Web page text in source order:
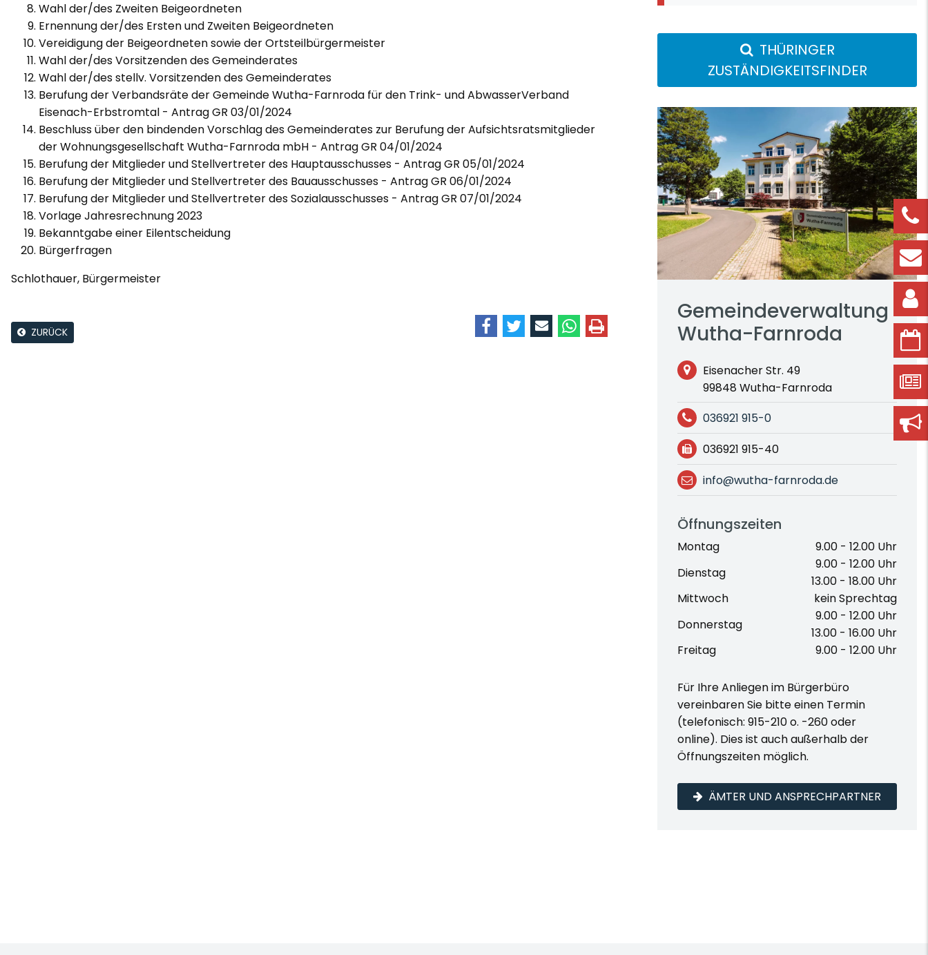
Wahl der/des Zweiten Beigeordneten
Ernennung der/des Ersten und Zweiten Beigeordneten
Vereidigung der Beigeordneten sowie der Ortsteilbürgermeister
Wahl der/des Vorsitzenden des Gemeinderates
Wahl der/des stellv. Vorsitzenden des Gemeinderates
Berufung der Verbandsräte der Gemeinde Wutha-Farnroda für den Trink- und AbwasserVerband
Eisenach-Erbstromtal - Antrag GR 03/01/2024
Beschluss über den bindenden Vorschlag des Gemeinderates zur Berufung der Aufsichtsratsmitglieder
der Wohnungsgesellschaft Wutha-Farnroda mbH - Antrag GR 04/01/2024
Berufung der Mitglieder und Stellvertreter des Hauptausschusses - Antrag GR 05/01/2024
Berufung der Mitglieder und Stellvertreter des Bauausschusses - Antrag GR 06/01/2024
Berufung der Mitglieder und Stellvertreter des Sozialausschusses - Antrag GR 07/01/2024
Vorlage Jahresrechnung 2023
Bekanntgabe einer Eilentscheidung
Bürgerfragen
Schlothauer, Bürgermeister
ZURÜCK
THÜRINGER
ZUSTÄNDIGKEITSFINDER
Gemeindeverwaltung
Wutha-Farnroda
Eisenacher Str. 49
99848 Wutha-Farnroda
036921 915-0
036921 915-40
info@wutha-farnroda.de
Öffnungszeiten
Montag
9.00 - 12.00 Uhr
Dienstag
9.00 - 12.00 Uhr
13.00 - 18.00 Uhr
Mittwoch
kein Sprechtag
Donnerstag
9.00 - 12.00 Uhr
13.00 - 16.00 Uhr
Freitag
9.00 - 12.00 Uhr
Für Ihre Anliegen im Bürgerbüro
vereinbaren Sie bitte einen Termin
(telefonisch: 915-210 o. -260 oder
online). Dies ist auch außerhalb der
Öffnungszeiten möglich.
ÄMTER UND ANSPRECHPARTNER